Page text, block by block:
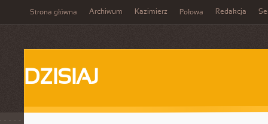
Strona główna Archiwum Kazimierz Połowa Redakcja
DZISIAJ